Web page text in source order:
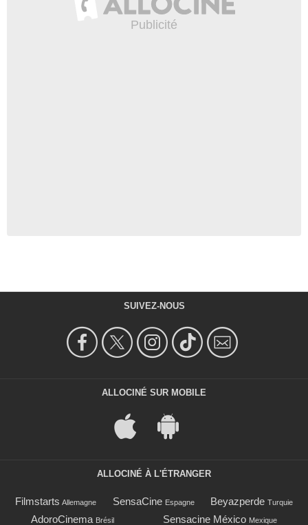
SUIVEZ-NOUS
ALLOCINÉ SUR MOBILE
ALLOCINÉ À L'ÉTRANGER
Filmstarts Allemagne SensaCine Espagne Beyazperde Turquie
AdoroCinema Brésil Sensacine México Mexique